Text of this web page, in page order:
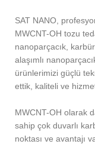
SAT NANO,
MWCNT-OH tozu
nanoparçacık,
alaşımlı
ürünlerimizi güçlü
ettik, kaliteli ve
MWCNT-OH olarak
sahip çok duvarlı
noktası ve avantajı